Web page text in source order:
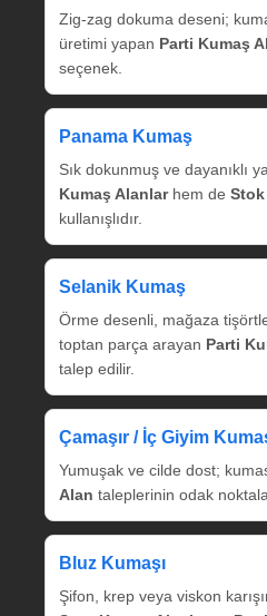
Zig‑zag dokuma deseni;
üretimi yapan Parti Kumaş
seçenek.
Panama Kumaş
Sık dokunmuş ve dayanıklı
Kumaş Alanlarhem de
kullanışlıdır.
Selanik Kumaş
Örme desenli, mağaza
toptan parça arayan Parti
talep edilir.
Çamaşır / İç Giyim
Yumuşak ve cilde dost;
Alan taleplerinin odak
Bluz Kumaşı
Şifon, krep veya viskon